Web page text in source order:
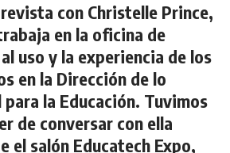
con Christelle Prince,
en la oficina de
uso y la experiencia de los
en la Dirección de lo
la Educación. Tuvimos
de conversar con ella
el salón Educatech Expo,